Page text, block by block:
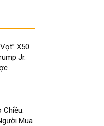
X50
Jr.
Chiều:
Mua